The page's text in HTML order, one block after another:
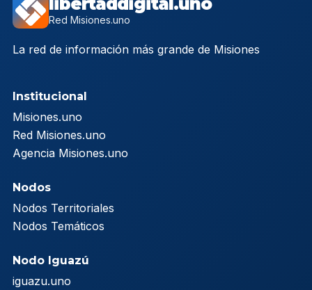
Red Misiones.uno
La red de información más grande de Misiones
Institucional
Misiones.uno
Red Misiones.uno
Agencia Misiones.uno
Nodos
Nodos Territoriales
Nodos Temáticos
Nodo Iguazú
iguazu.uno